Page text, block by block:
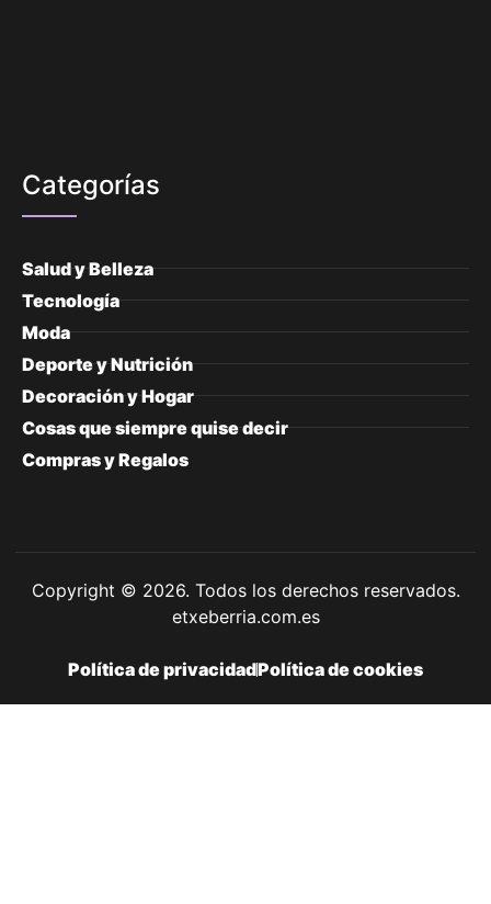
Categorías
Salud y Belleza
Tecnología
Moda
Deporte y Nutrición
Decoración y Hogar
Cosas que siempre quise decir
Compras y Regalos
Copyright © 2026. Todos los derechos reservados.
etxeberria.com.es
Política de privacidadPolítica de cookies